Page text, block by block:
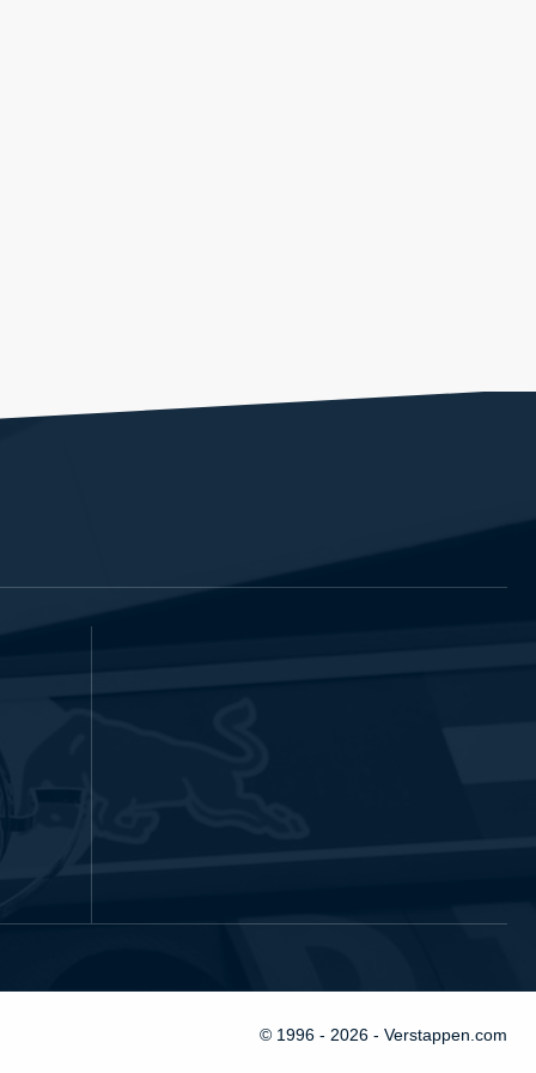
© 1996 - 2026 - Verstappen.com